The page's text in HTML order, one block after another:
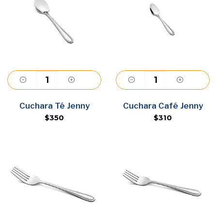
Agregar
Cuchara Té Jenny
$350
Agregar
Cuchara Café Jenny
$310